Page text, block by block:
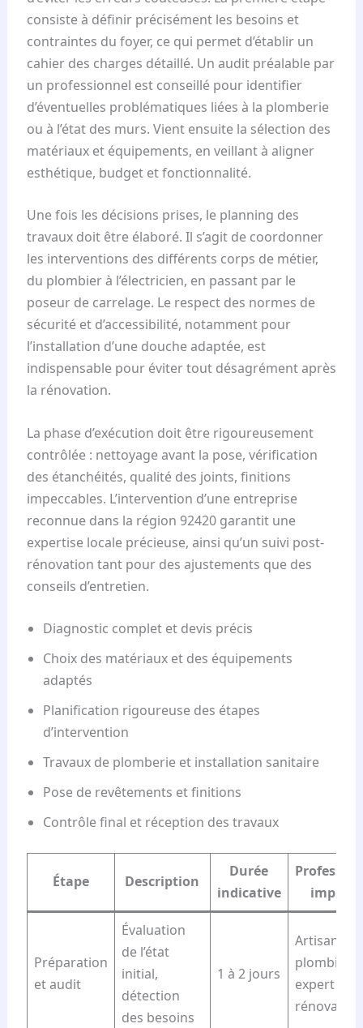
consiste à définir précisément les besoins et
contraintes du foyer, ce qui permet d’établir un
cahier des charges détaillé. Un audit préalable par
un professionnel est conseillé pour identifier
d’éventuelles problématiques liées à la plomberie
ou à l’état des murs. Vient ensuite la sélection des
matériaux et équipements, en veillant à aligner
esthétique, budget et fonctionnalité.
Une fois les décisions prises, le planning des
travaux doit être élaboré. Il s’agit de coordonner
les interventions des différents corps de métier,
du plombier à l’électricien, en passant par le
poseur de carrelage. Le respect des normes de
sécurité et d’accessibilité, notamment pour
l’installation d’une douche adaptée, est
indispensable pour éviter tout désagrément après
la rénovation.
La phase d’exécution doit être rigoureusement
contrôlée : nettoyage avant la pose, vérification
des étanchéités, qualité des joints, finitions
impeccables. L’intervention d’une entreprise
reconnue dans la région 92420 garantit une
expertise locale précieuse, ainsi qu’un suivi post-
rénovation tant pour des ajustements que des
conseils d’entretien.
Diagnostic complet et devis précis
Choix des matériaux et des équipements
adaptés
Planification rigoureuse des étapes
d’intervention
Travaux de plomberie et installation sanitaire
Pose de revêtements et finitions
Contrôle final et réception des travaux
Étape Description
Durée
indicative
Préparation
et audit
Évaluation
de l’état
initial,
détection
des besoins
1 à 2 jours
Artisan
plombier,
expert en
rénovation